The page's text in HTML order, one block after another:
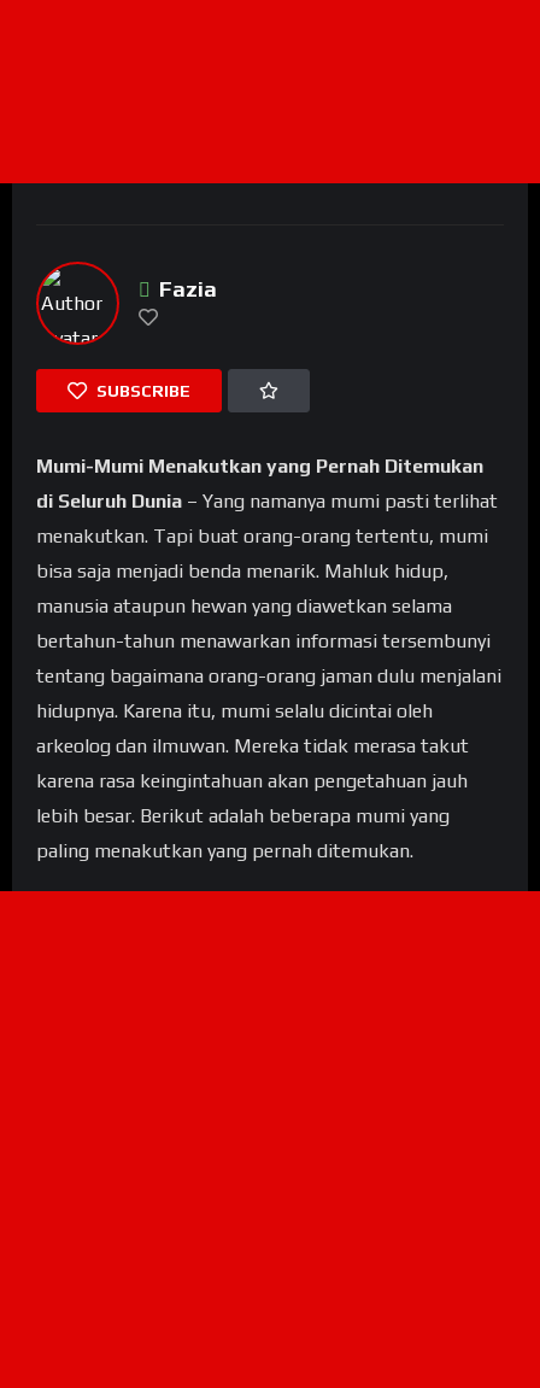
Fazia
SUBSCRIBE
Mumi-Mumi Menakutkan yang Pernah Ditemukan
di Seluruh Dunia – Yang namanya mumi pasti terlihat
menakutkan. Tapi buat orang-orang tertentu, mumi
bisa saja menjadi benda menarik. Mahluk hidup,
manusia ataupun hewan yang diawetkan selama
bertahun-tahun menawarkan informasi tersembunyi
tentang bagaimana orang-orang jaman dulu menjalani
hidupnya. Karena itu, mumi selalu dicintai oleh
arkeolog dan ilmuwan. Mereka tidak merasa takut
karena rasa keingintahuan akan pengetahuan jauh
lebih besar. Berikut adalah beberapa mumi yang
paling menakutkan yang pernah ditemukan.